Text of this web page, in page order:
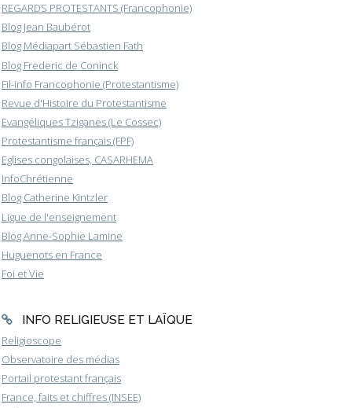
REGARDS PROTESTANTS (Francophonie)
Blog Jean Baubérot
Blog Médiapart Sébastien Fath
Blog Frederic de Coninck
Fil-info Francophonie (Protestantisme)
Revue d'Histoire du Protestantisme
Evangéliques Tziganes (Le Cossec)
Protestantisme français (FPF)
Eglises congolaises, CASARHEMA
InfoChrétienne
Blog Catherine Kintzler
Ligue de l'enseignement
Blog Anne-Sophie Lamine
Huguenots en France
Foi et Vie
INFO RELIGIEUSE ET LAÏQUE
Religioscope
Observatoire des médias
Portail protestant français
France, faits et chiffres (INSEE)